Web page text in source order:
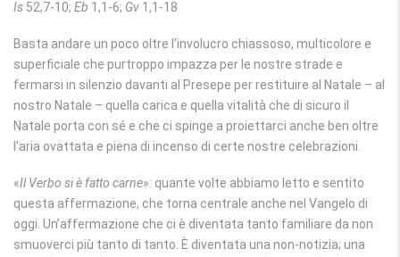
Is 52,7-10; Eb 1,1-6; Gv 1,1-18
Basta andare un poco oltre l’involucro chiassoso, multicolore e
superficiale che purtroppo impazza per le nostre strade e
fermarsi in silenzio davanti al Presepe per restituire al Natale – al
nostro Natale – quella carica e quella vitalità che di sicuro il
Natale porta con sé e che ci spinge a proiettarci anche ben oltre
l’aria ovattata e piena di incenso di certe nostre celebrazioni.
«Il Verbo si è fatto carne»: quante volte abbiamo letto e sentito
questa affermazione, che torna centrale anche nel Vangelo di
oggi. Un’affermazione che ci è diventata tanto familiare da non
smuoverci più tanto di tanto. È diventata una non-notizia; una